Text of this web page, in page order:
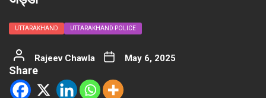
UTTARAKHAND UTTARAKHAND POLICE
Rajeev Chawla May 6, 2025
Share